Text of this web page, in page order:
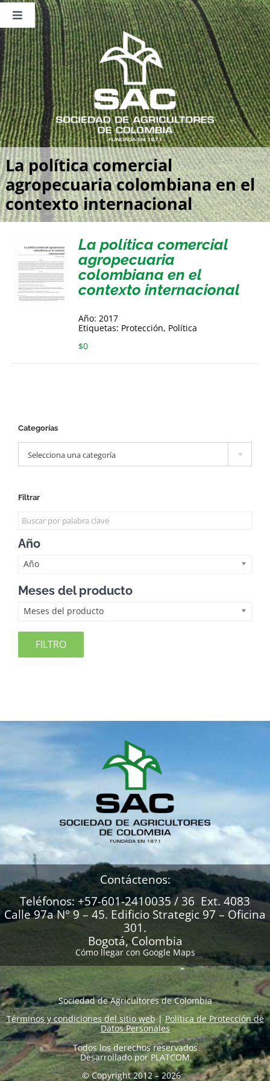
Saltar
contenido
Toggle
Navigation
Nosotros
Publicaciones
Sala de Prensa
Eventos
La política comercial
agropecuaria colombiana en el
contexto internacional
La política comercial
agropecuaria
colombiana en el
contexto internacional
Año: 2017
Etiquetas: Protección, Política
$0
Categorías
Selecciona una categoría
Filtrar
Año
Año
Meses del producto
Meses del producto
FILTRO
Contáctenos:
Teléfonos: +57-601-2410035 / 36 Ext. 4083
Calle 97a N° 9 – 45. Edificio Strategic 97 – Oficina
301.
Bogotá, Colombia
Cómo llegar con Google Maps
Sociedad de Agricultores de Colombia
Términos y condiciones del sitio web|Política de Protección de
Datos Personales
Todos los derechos reservados
Desarrollado por PLATCOM
© Copyright 2012 – 2026